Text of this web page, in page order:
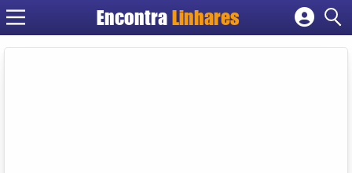
EncontraLinhares
Cadastrar empresa